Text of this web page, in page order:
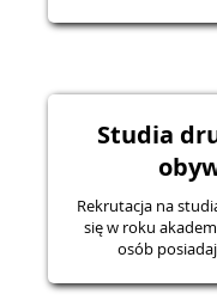
Studia
Rekrutacja na
się w roku
osób